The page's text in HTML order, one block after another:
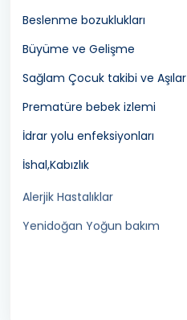
Beslenme bozuklukları
Büyüme ve Gelişme
Sağlam Çocuk takibi ve Aşılar
Prematüre bebek izlemi
İdrar yolu enfeksiyonları
İshal,Kabızlık
Alerjik Hastalıklar
Yenidoğan Yoğun bakım